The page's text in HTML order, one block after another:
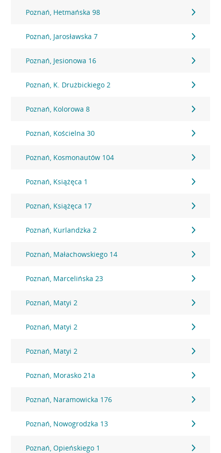
Poznań, Hetmańska 98
Poznań, Jarosławska 7
Poznań, Jesionowa 16
Poznań, K. Drużbickiego 2
Poznań, Kolorowa 8
Poznań, Kościelna 30
Poznań, Kosmonautów 104
Poznań, Książęca 1
Poznań, Książęca 17
Poznań, Kurlandzka 2
Poznań, Małachowskiego 14
Poznań, Marcelińska 23
Poznań, Matyi 2
Poznań, Matyi 2
Poznań, Matyi 2
Poznań, Morasko 21a
Poznań, Naramowicka 176
Poznań, Nowogrodzka 13
Poznań, Opieńskiego 1